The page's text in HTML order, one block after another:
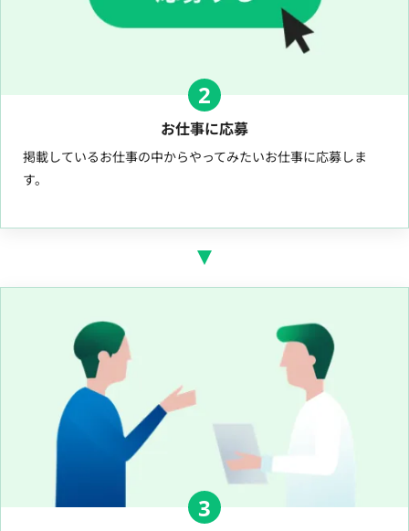
2
お仕事に応募
掲載しているお仕事の中からやってみたいお仕事に応募しま
す。
3